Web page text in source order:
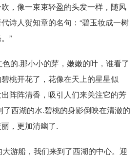
，像一束束轻盈的头发一样，随风
诗人贺知章的名句：“碧玉妆成一树
”
的.那小小的芽，嫩嫩的叶，谁看了
桃开花了，花像在天上的星星似
阵阵清香，吸引人们来关注它的芳
西湖的水.碧桃的身影倒映在清澈的
，更加清幽了.
游船，我们来到了西湖的中心。迎